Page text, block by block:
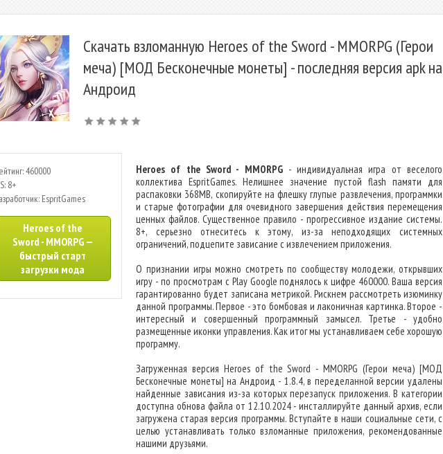
Скачать взломанную Heroes of the Sword - MMORPG (Герои
меча) [МОД Бесконечные монеты] - последняя версия apk на
Андроид
460000
8+
EspritGames
Heroes of the
Sword - MMORPG —
быстрый старт
загрузки мода
Heroes of the Sword - MMORPG- индивидуальная игра от веселого
коллектива EspritGames. Нелишнее значение пустой flash памяти для
распаковки 368MB, скопируйте на флешку глупые развлечения, программки
и старые фотографии для очевидного завершения действия перемещения
ценных файлов. Существенное правило - прогрессивное издание системы.
8+, серьезно отнеситесь к этому, из-за неподходящих системных
ограничений, подцепите зависание с извлечением приложения.
О признании игры можно смотреть по сообществу молодежи, открывших
игру - по просмотрам с Play Google поднялось к цифре 460000. Ваша версия
гарантированно будет записана метрикой. Рискнем рассмотреть изюминку
данной программы. Первое - это бомбовая и лаконичная картинка. Второе -
интересный и совершенный программный замысел. Третье - удобно
размещенные иконки управления. Как итог мы устанавливаем себе хорошую
программу.
Загруженная версия Heroes of the Sword - MMORPG (Герои меча) [МОД
Бесконечные монеты] на Андроид - 1.8.4, в переделанной версии удалены
найденные зависания из-за которых перезапуск приложения. В категории
доступна обнова файла от 12.10.2024 - инсталлируйте данный архив, если
загружена старая версия программы. Вступайте в наши социальные сети, с
целью устанавливать только взломанные приложения, рекомендованные
нашими друзьями.